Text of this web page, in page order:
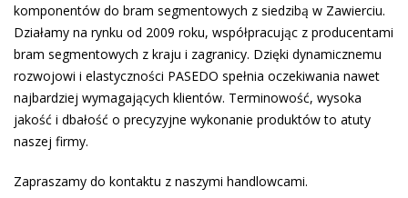
komponentów do bram segmentowych z siedzibą w Zawierciu.
Działamy na rynku od 2009 roku, współpracując z producentami
bram segmentowych z kraju i zagranicy. Dzięki dynamicznemu
rozwojowi i elastyczności PASEDO spełnia oczekiwania nawet
najbardziej wymagających klientów. Terminowość, wysoka
jakość i dbałość o precyzyjne wykonanie produktów to atuty
naszej firmy.
Zapraszamy do kontaktu z naszymi handlowcami.